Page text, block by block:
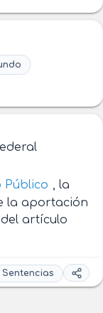
Público
, la
la aportación
artículo
Sentencias